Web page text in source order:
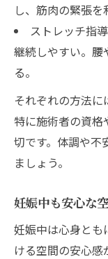
し、筋肉の緊張を
ストレッチ指
継続しやすい。腰
る。
それぞれの方法
特に施術者の資
切です。体調や不
ましょう。
妊娠中も安心な
妊娠中は心身とも
ける空間の安心